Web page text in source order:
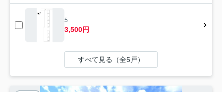
5
3,500円
すべて見る（全5戸）